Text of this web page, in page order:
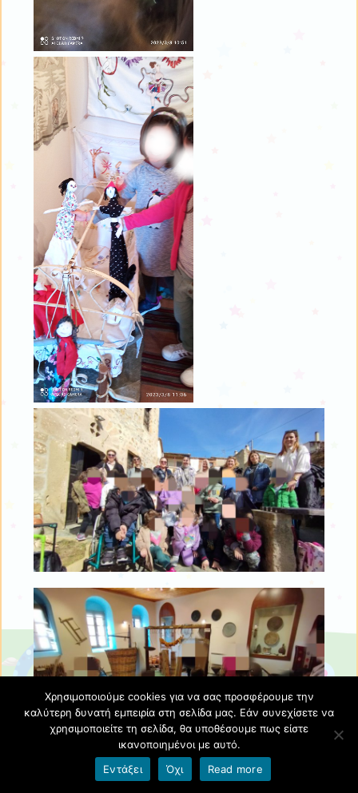
Χρησιμοποιούμε cookies για να σας προσφέρουμε την
καλύτερη δυνατή εμπειρία στη σελίδα μας. Εάν συνεχίσετε να
χρησιμοποιείτε τη σελίδα, θα υποθέσουμε πως είστε
ικανοποιημένοι με αυτό.
Εντάξει
Όχι Read more